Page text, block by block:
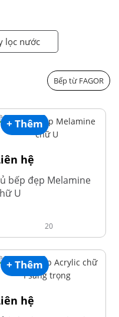
lọc nước
Bếp từ FAGOR
+ Thêm
hệ
bếp đẹp Melamine
U
20
+ Thêm
hệ